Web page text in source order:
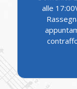
alle